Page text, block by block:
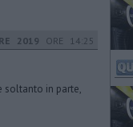
2019 ORE 14:25
soltanto in parte,